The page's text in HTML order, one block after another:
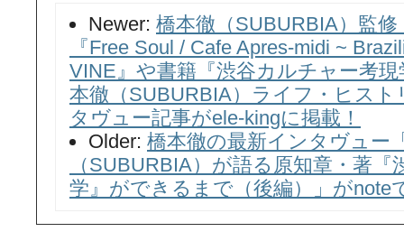
Newer: 橋本徹（SUBURBIA）監
『Free Soul / Cafe Apres-midi ~
VINE』や書籍『渋谷カルチャー考
本徹（SUBURBIA）ライフ・ヒス
タヴュー記事がele-kingに掲載！
Older: 橋本徹の最新インタヴュー
（SUBURBIA）が語る原知章・著
学』ができるまで（後編）」がnote